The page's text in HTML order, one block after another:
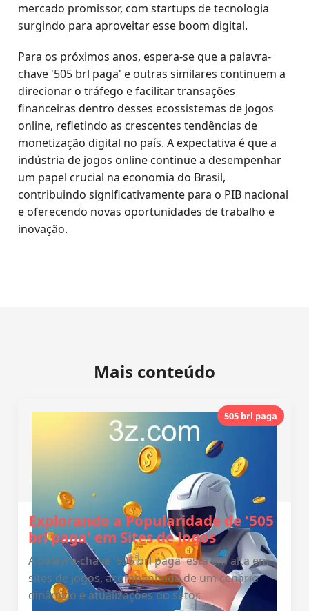
mercado promissor, com startups de tecnologia
surgindo para aproveitar esse boom digital.
Para os próximos anos, espera-se que a palavra-
chave '505 brl paga' e outras similares continuem a
direcionar o tráfego e facilitar transações
financeiras dentro desses ecossistemas de jogos
online, refletindo as crescentes tendências de
monetização digital no país. A expectativa é que a
indústria de jogos online continue a desempenhar
um papel crucial na economia do Brasil,
contribuindo significativamente para o PIB nacional
e oferecendo novas oportunidades de trabalho e
inovação.
Mais conteúdo
505 brl paga
Explorando a Popularidade de '505
brl paga' em Sites de Jogos
A palavra-chave '505 brl paga' está em alta em
sites de jogos, acompanhada de um cenário
dinâmico e atualizações do setor.